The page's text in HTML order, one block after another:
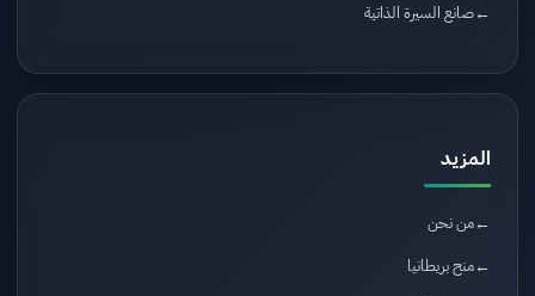
صانع السيرة الذاتية
المزيد
من نحن
منح بريطانيا